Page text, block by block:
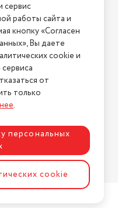
Напишите нам
У нас есть всё!
сервис
работы сайта и
кнопку «Согласен
Вы даете
cookie и
от
только
.
персональных
cookie